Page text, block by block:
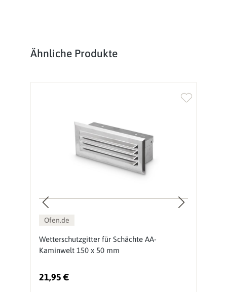
Produktgalerie überspringen
Ähnliche Produkte
Ofen.de
Wetterschutzgitter für Schächte AA-
Kaminwelt 150 x 50 mm
21,95 €